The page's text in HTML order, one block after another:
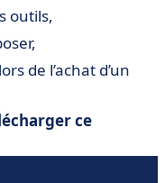
outils,
de l’achat d’un
ce